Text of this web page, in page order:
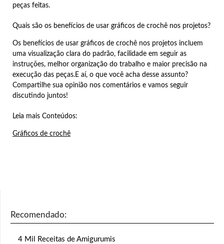
peças feitas.
Quais são os benefícios de usar gráficos de crochê nos projetos?
Os benefícios de usar gráficos de crochê nos projetos incluem
uma visualização clara do padrão, facilidade em seguir as
instruções, melhor organização do trabalho e maior precisão na
execução das peças.E aí, o que você acha desse assunto?
Compartilhe sua opinião nos comentários e vamos seguir
discutindo juntos!
Leia mais Conteúdos:
Gráficos de crochê
Recomendado:
4 Mil Receitas de Amigurumis